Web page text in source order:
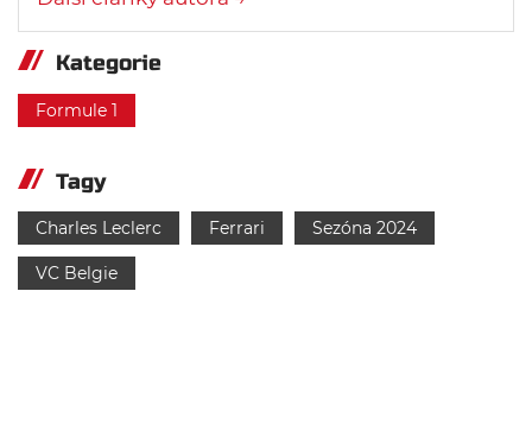
Kategorie
Formule 1
Tagy
Charles Leclerc Ferrari Sezóna 2024
VC Belgie